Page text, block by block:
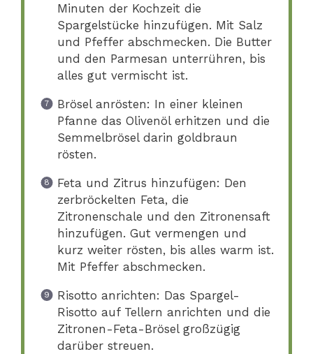
Minuten der Kochzeit die
Spargelstücke hinzufügen. Mit Salz
und Pfeffer abschmecken. Die Butter
und den Parmesan unterrühren, bis
alles gut vermischt ist.
Brösel anrösten: In einer kleinen
Pfanne das Olivenöl erhitzen und die
Semmelbrösel darin goldbraun
rösten.
Feta und Zitrus hinzufügen: Den
zerbröckelten Feta, die
Zitronenschale und den Zitronensaft
hinzufügen. Gut vermengen und
kurz weiter rösten, bis alles warm ist.
Mit Pfeffer abschmecken.
Risotto anrichten: Das Spargel-
Risotto auf Tellern anrichten und die
Zitronen-Feta-Brösel großzügig
darüber streuen.